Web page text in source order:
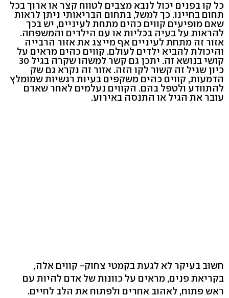
כל קו בפנים יכול לנבא מצבים לטווח קצר או ארוך בכל
תחום בחיינו. כך למשל, בתחום הבריאותי ניתן לראות
שאם מופיעים קווים כהים מתחת לעיניים, יש בכך
להראות על בעיה בכליות או עם הילדים והמשפחה.
אזור זה מתחת לעיניים אף מייצג את אזור הרבייה
והיכולת להביא ילדים לעולם. קווים כהים מראים על
קושי בנושא זה. יתכן גם קשר למשהו שקרה בגיל 30
כיון שגיל זה קשור לקו הזה. אזור זה נקרא גם שק
הדמעות, קווים כהים משקפים בעיות רגשיות שמומלץ
להתוודע ולטפל בהם. הקווים נעלמים לאחר שאדם
עובר את הגיל או התנסה באירוע.
חשוב בעיקר לא לגעת בקמטי צחוק- קווים אלה,
בקריאת פנים, מראים על כוונות של אדם להיות עם
ראש פתוח, לאהוב אחרים ולפתוח את הלב לחיים.